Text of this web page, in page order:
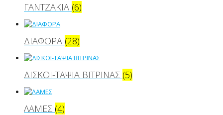
ΓΑΝΤΖΑΚΙΑ (6)
ΔΙΑΦΟΡΑ (28)
ΔΙΣΚΟΙ-ΤΑΨΙΑ ΒΙΤΡΙΝΑΣ (5)
ΛΑΜΕΣ (4)